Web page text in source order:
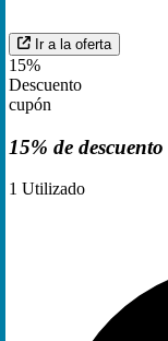
Ir a la oferta
15%
Descuento
cupón
15% de descuento
1 Utilizado